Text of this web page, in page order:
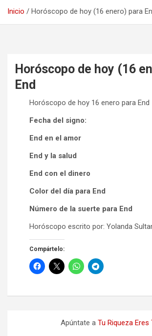
Inicio Horóscopo de hoy (16 enero) para
Horóscopo de hoy (16
End
Horóscopo de hoy 16 enero para End
Fecha del signo:
End en el amor
End y la salud
End con el dinero
Color del día para End
Número de la suerte para End
Horóscopo escrito por: Yolanda
Compártelo:
Apúntate a Tu Riqueza Eres